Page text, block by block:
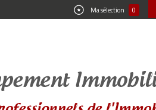
Ma sélection 0